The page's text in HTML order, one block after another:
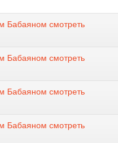
Бабаяном смотреть
Бабаяном смотреть
Бабаяном смотреть
Бабаяном смотреть